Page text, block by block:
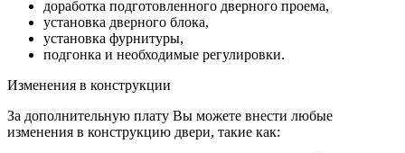
доработка подготовленного дверного проема,
установка дверного блока,
установка фурнитуры,
подгонка и необходимые регулировки.
Изменения в конструкции
За дополнительную плату Вы можете внести любые
изменения в конструкцию двери, такие как: